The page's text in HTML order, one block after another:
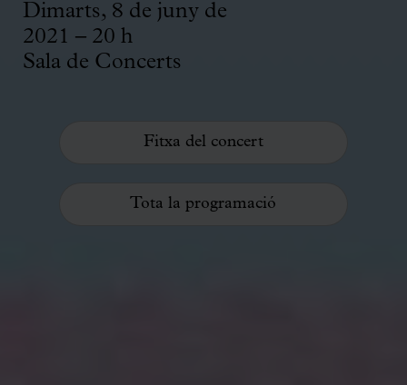
Dimarts, 8 de juny de
2021 – 20 h
Sala de Concerts
Fitxa del concert
Tota la programació